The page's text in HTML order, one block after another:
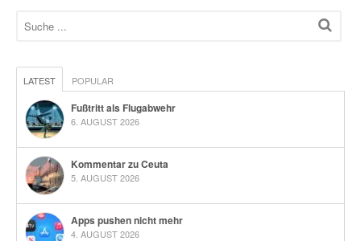
LATEST POPULAR
Fußtritt als Flugabwehr
6. AUGUST 2026
Kommentar zu Ceuta
5. AUGUST 2026
Apps pushen nicht mehr
4. AUGUST 2026